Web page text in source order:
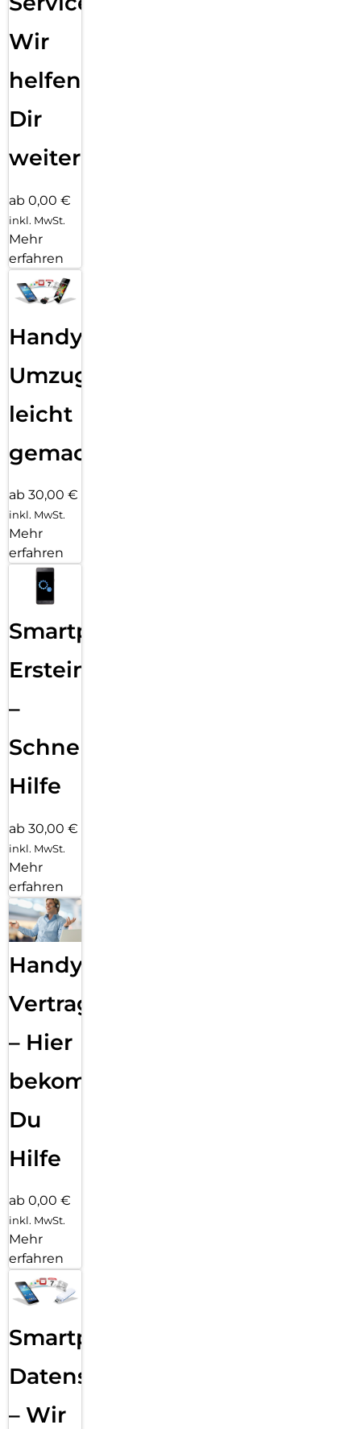
Wir
helfen
Dir
weiter
ab 0,00 €
inkl. MwSt.
Mehr
erfahren
Handy
Umzug
leicht
gemacht!
ab 30,00 €
inkl. MwSt.
Mehr
erfahren
Smartphone
Ersteinrichtung
–
Schnelle
Hilfe
ab 30,00 €
inkl. MwSt.
Mehr
erfahren
Handy
Vertragsabwicklung
– Hier
bekommst
Du
Hilfe
ab 0,00 €
inkl. MwSt.
Mehr
erfahren
Smartphone
Datensicherung
– Wir